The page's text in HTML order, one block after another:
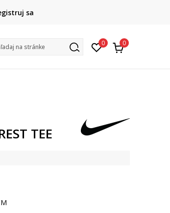
FINAL SALE AŽ -60 %
zľava 10 % len do 9. 8.
sa
na stránke 0 0
TEE